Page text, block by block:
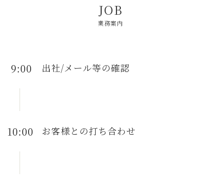
JOB
業務案内
9:00 出社/メール等の確認
10:00 お客様との打ち合わせ